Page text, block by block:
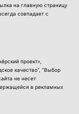
на главную страницу
совпадает с
проект»,
качество”, “Выбор
не несет
в рекламных